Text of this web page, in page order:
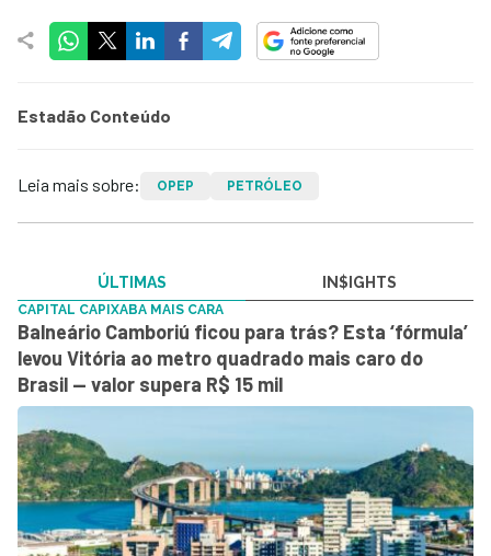
Estadão Conteúdo
Leia mais sobre: OPEP PETRÓLEO
ÚLTIMAS IN$IGHTS
CAPITAL CAPIXABA MAIS CARA
Balneário Camboriú ficou para trás? Esta ‘fórmula’
levou Vitória ao metro quadrado mais caro do
Brasil — valor supera R$ 15 mil